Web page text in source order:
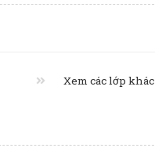
Xem các lớp khác